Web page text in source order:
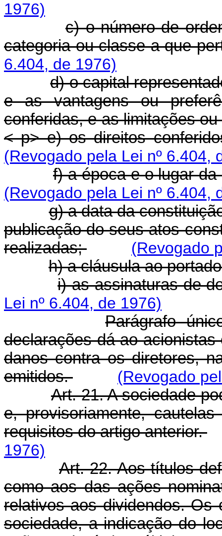
1976)
c) o número de
categoria ou classe a que
6.404, de 1976)
d) o capital
e as vantagens ou
conferidas, e as limitações
< p> e) os direitos
(Revogado pela Lei nº 6.404,
f) a época e o lugar
(Revogado pela Lei nº 6.404,
g) a data da
publicação do seus atos
realizadas;
(Revogado
h) a cláusula ao
i) as assinaturas de
Lei nº 6.404, de 1976)
Parágrafo
declarações dá ao
danos contra os diretores,
emitidos.
(Revogado
Art. 21. A sociedade
e, provisoriamente,
requisitos do artigo anterior.
1976)
Art. 22. Aos títulos
como aos das ações
relativos aos dividendos. Os
sociedade, a indicação do